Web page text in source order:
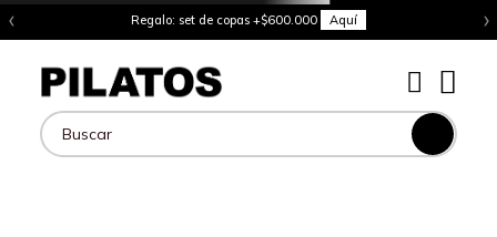
‹ Regalo: set de copas +$600.000 Aquí ›
Buscar